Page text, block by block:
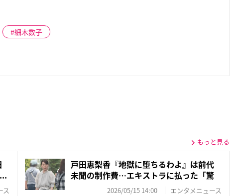
細木数子
もっと見る
ス
戸田恵梨香『地獄に堕ちるわよ』は前代
未聞の制作費…エキストラに払った「驚
2026/05/15 14:00 エンタメニュース